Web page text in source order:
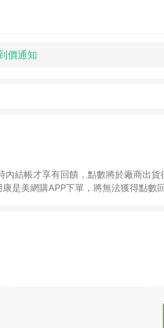
價通知
結帳才享有回饋，點數將於廠商出貨
是美網購APP下單，將無法獲得點數
中的「我的訂單」頁面查詢，請依